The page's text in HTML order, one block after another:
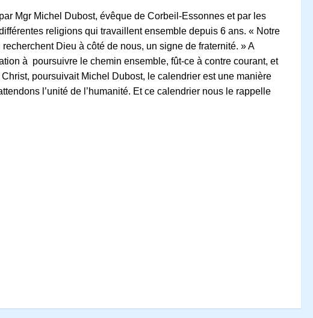
Mgr Michel Dubost, évêque de Corbeil-Essonnes et par les
religions qui travaillent ensemble depuis 6 ans. « Notre
Dieu à côté de nous, un signe de fraternité. »A
à poursuivre le chemin ensemble, fût-ce à contre courant, et
poursuivait Michel Dubost, le calendrier est une manière
l’unité de l’humanité. Et ce calendrier nous le rappelle